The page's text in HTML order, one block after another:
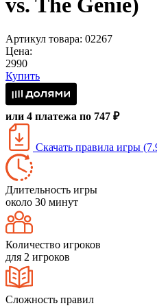
vs. The Genie)
Артикул товара: 02267
Цена:
2990
Купить
или 4 платежа по 747 ₽
Скачать правила игры
Длительность игры
около 30 минут
Количество игроков
для 2 игроков
Сложность правил